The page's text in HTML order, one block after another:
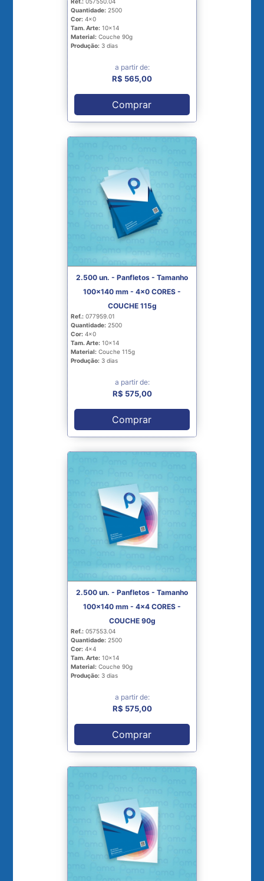
Quantidade: 2500
Cor: 4x0
Tam. Arte: 10x14
Material: Couche 90g
Produção: 3 dias
a partir de:
R$ 565,00
Comprar
2.500 un. - Panfletos - Tamanho
100x140 mm - 4x0 CORES -
COUCHE 115g
Ref.: 077959.01
Quantidade: 2500
Cor: 4x0
Tam. Arte: 10x14
Material: Couche 115g
Produção: 3 dias
a partir de:
R$ 575,00
Comprar
2.500 un. - Panfletos - Tamanho
100x140 mm - 4x4 CORES -
COUCHE 90g
Ref.: 057553.04
Quantidade: 2500
Cor: 4x4
Tam. Arte: 10x14
Material: Couche 90g
Produção: 3 dias
a partir de:
R$ 575,00
Comprar